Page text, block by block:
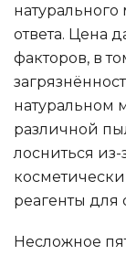
ответа. Цена
факторов, в
натуральном
различной
лосниться
реагенты для
Несложное